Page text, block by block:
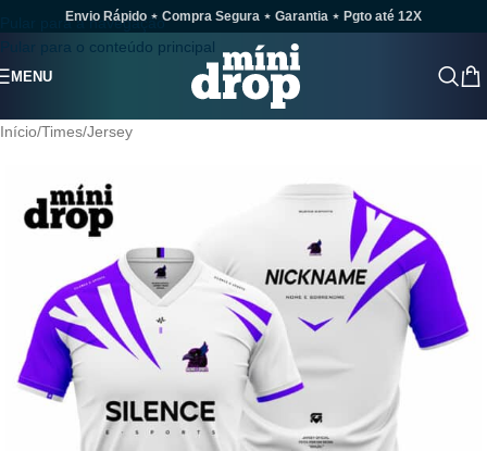
Pular para a navegação
Pular para o conteúdo principal
Envio Rápido ⋆ Compra Segura ⋆ Garantia ⋆ Pgto até 12X
MENU
Início/Times/Jersey